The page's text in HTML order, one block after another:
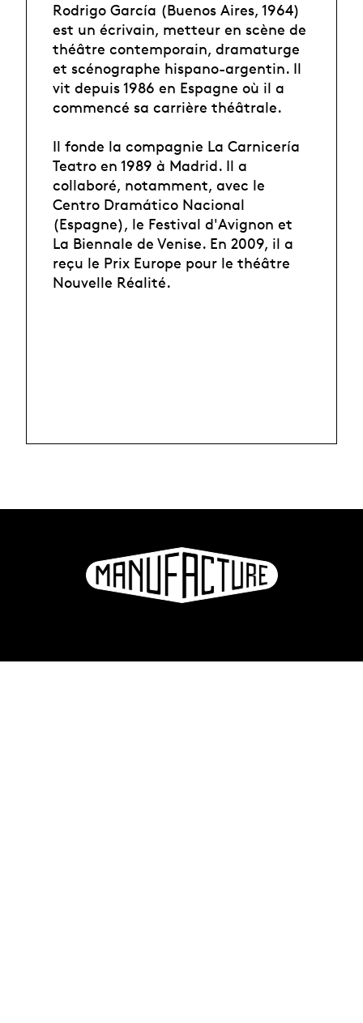
Rodrigo García (Buenos Aires, 1964)
est un écrivain, metteur en scène de
théâtre contemporain, dramaturge
et scénographe hispano-argentin. Il
vit depuis 1986 en Espagne où il a
commencé sa carrière théâtrale.
Il fonde la compagnie La Carnicería
Teatro en 1989 à Madrid. Il a
collaboré, notamment, avec le
Centro Dramático Nacional
(Espagne), le Festival d'Avignon et
La Biennale de Venise. En 2009, il a
reçu le Prix Europe pour le théâtre
Nouvelle Réalité.